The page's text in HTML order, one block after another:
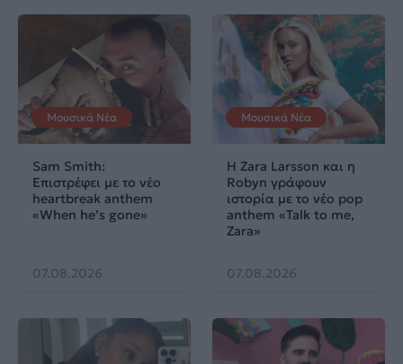
Μουσικά Νέα
Sam Smith:
Επιστρέφει με το νέο
heartbreak anthem
«When he’s gone»
07.08.2026
Μουσικά Νέα
Η Zara Larsson και η
Robyn γράφουν
ιστορία με το νέο pop
anthem «Talk to me,
Zara»
07.08.2026